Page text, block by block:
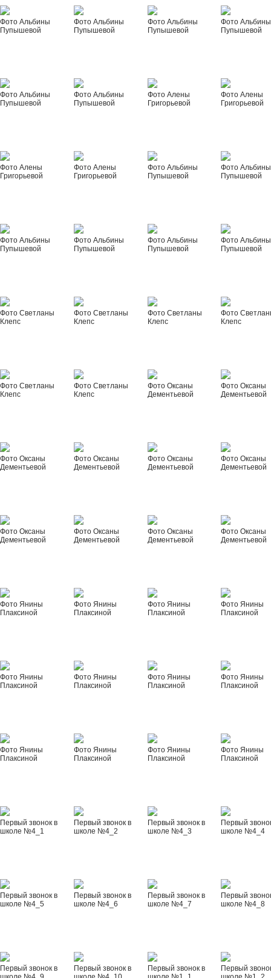
Фото Альбины
Пупышевой
Фото Альбины
Пупышевой
Фото Альбины
Пупышевой
Фото Альбины
Пупышевой
Фото Альбины
Пупышевой
Фото Альбины
Пупышевой
Фото Алены
Григорьевой
Фото Алены
Григорьевой
Фото Алены
Григорьевой
Фото Алены
Григорьевой
Фото Альбины
Пупышевой
Фото Альбины
Пупышевой
Фото Альбины
Пупышевой
Фото Альбины
Пупышевой
Фото Альбины
Пупышевой
Фото Альбины
Пупышевой
Фото Светланы
Клепс
Фото Светланы
Клепс
Фото Светланы
Клепс
Фото
Клепс
Фото Светланы
Клепс
Фото Светланы
Клепс
Фото Оксаны
Дементьевой
Фото Оксаны
Дементьевой
Фото Оксаны
Дементьевой
Фото Оксаны
Дементьевой
Фото Оксаны
Дементьевой
Фото Оксаны
Дементьевой
Фото Оксаны
Дементьевой
Фото Оксаны
Дементьевой
Фото Оксаны
Дементьевой
Фото Оксаны
Дементьевой
Фото Янины
Плаксиной
Фото Янины
Плаксиной
Фото Янины
Плаксиной
Фото Янины
Плаксиной
Фото Янины
Плаксиной
Фото Янины
Плаксиной
Фото Янины
Плаксиной
Фото Янины
Плаксиной
Фото Янины
Плаксиной
Фото Янины
Плаксиной
Фото Янины
Плаксиной
Фото Янины
Плаксиной
Первый звонок в
школе №4_1
Первый звонок в
школе №4_2
Первый звонок в
школе №4_3
Первый
школе №4_4
Первый звонок в
школе №4_5
Первый звонок в
школе №4_6
Первый звонок в
школе №4_7
Первый
школе №4_8
Первый звонок в
Первый звонок в
Первый звонок в
Первый